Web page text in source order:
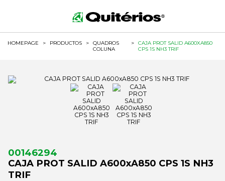
HOMEPAGE > PRODUCTOS >
QUADROS
COLUNA
>
CAJA PROT SALID A600XA850
CPS 1S NH3 TRIF
00146294
CAJA PROT SALID A600xA850 CPS 1S NH3
TRIF